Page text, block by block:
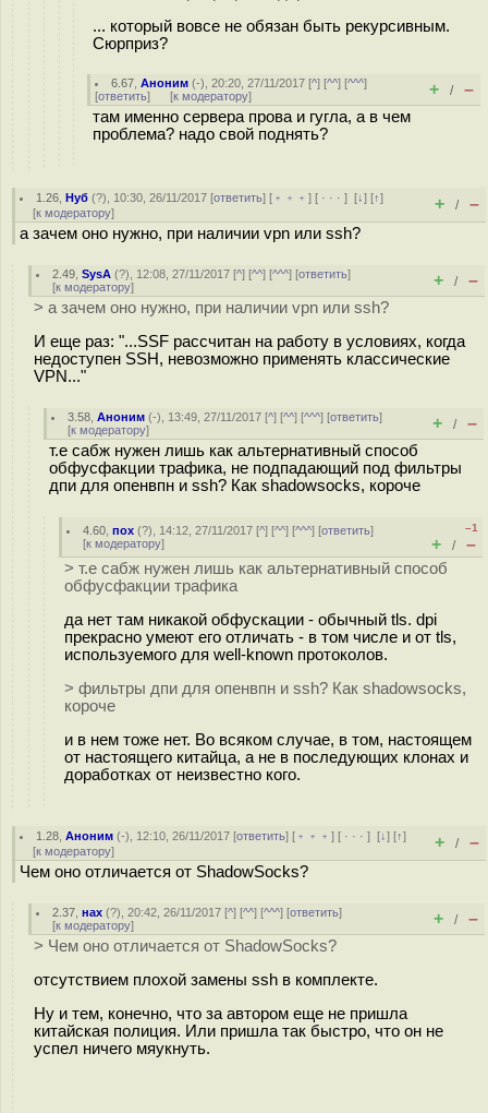
... который вовсе не обязан быть рекурсивным.
Сюрприз?
6.67 ,Аноним (-), 20:20, 27/11/2017 [^] [^^] [^^^]
[ответить] [к модератору] + / –
там именно сервера прова и гугла, а в чем
проблема? надо свой поднять?
1.26 ,Нуб (?), 10:30, 26/11/2017 [ответить] [ ﹢﹢﹢] [ · · ·][↓] [↑]
[к модератору] + / –
а зачем оно нужно, при наличии vpn или ssh?
2.49 ,SysA (?), 12:08, 27/11/2017 [^] [^^] [^^^] [ответить]
[к модератору] + / –
> а зачем оно нужно, при наличии vpn или ssh?
И еще раз: "...SSF рассчитан на работу в условиях, когда
недоступен SSH, невозможно применять классические
VPN..."
3.58 ,Аноним (-), 13:49, 27/11/2017 [^] [^^] [^^^] [ответить]
[к модератору] + / –
т.е сабж нужен лишь как альтернативный способ
обфусфакции трафика, не подпадающий под фильтры
дпи для опенвпн и ssh? Как shadowsocks, короче
4.60 ,пох (?), 14:12, 27/11/2017 [^] [^^] [^^^] [ответить]
[к модератору]
–1
+ / –
> т.е сабж нужен лишь как альтернативный способ
обфусфакции трафика
да нет там никакой обфускации - обычный tls. dpi
прекрасно умеют его отличать - в том числе и от tls,
используемого для well-known протоколов.
> фильтры дпи для опенвпн и ssh? Как shadowsocks,
короче
и в нем тоже нет. Во всяком случае, в том, настоящем
от настоящего китайца, а не в последующих клонах и
доработках от неизвестно кого.
1.28 ,Аноним (-), 12:10, 26/11/2017 [ответить] [ ﹢﹢﹢] [ · · ·][↓] [↑]
[к модератору] + / –
Чем оно отличается от ShadowSocks?
2.37 ,нах (?), 20:42, 26/11/2017 [^] [^^] [^^^] [ответить]
[к модератору] + / –
> Чем оно отличается от ShadowSocks?
отсутствием плохой замены ssh в комплекте.
Ну и тем, конечно, что за автором еще не пришла
китайская полиция. Или пришла так быстро, что он не
успел ничего мяукнуть.